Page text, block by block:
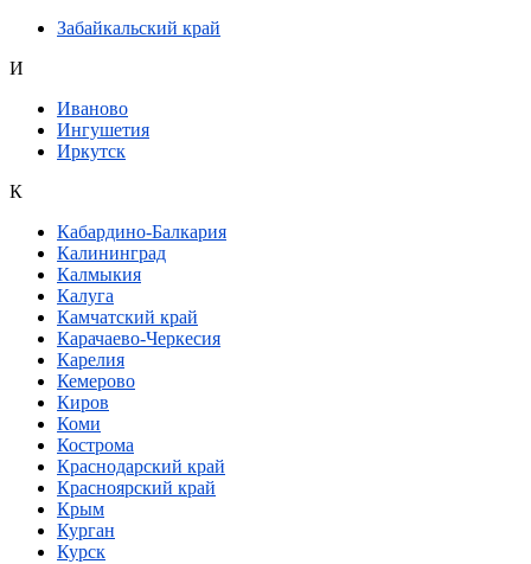
Забайкальский край
И
Иваново
Ингушетия
Иркутск
К
Кабардино-Балкария
Калининград
Калмыкия
Калуга
Камчатский край
Карачаево-Черкесия
Карелия
Кемерово
Киров
Коми
Кострома
Краснодарский край
Красноярский край
Крым
Курган
Курск